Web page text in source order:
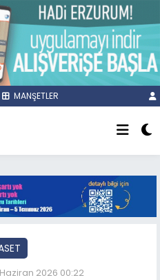
MANŞETLER
2026 00:22